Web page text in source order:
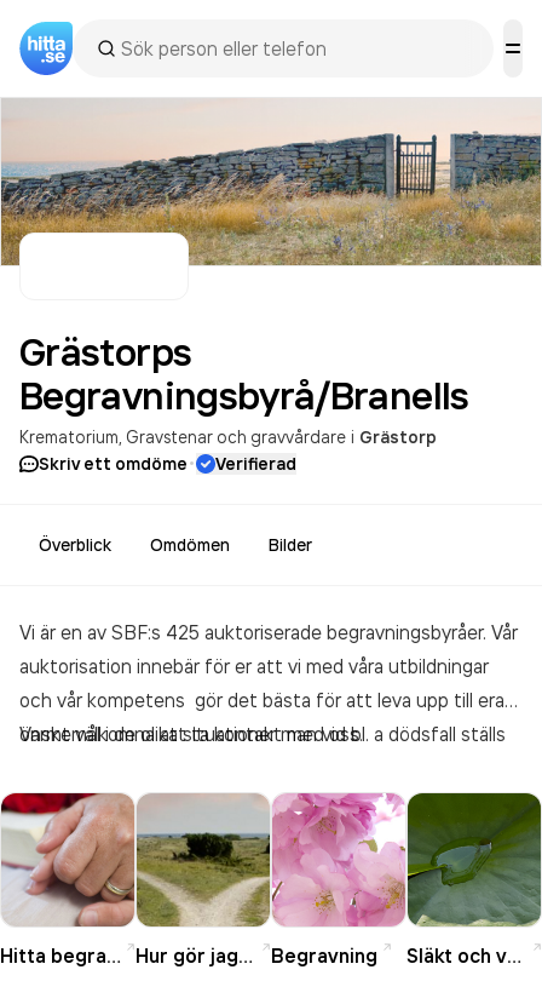
Grästorps
Begravningsbyrå/Branells
Krematorium Gravstenar och gravvårdare i Grästorp
Skriv ett omdöme· Verifierad
Överblick Omdömen Bilder
Vi är en av SBF:s 425 auktoriserade begravningsbyråer. Vår
auktorisation innebär för er att vi med våra utbildningar
och vår kompetens gör det bästa för att leva upp till era
önskemål i de olika situationer man vid bl. a dödsfall ställs
Varmt välkomna att ta kontakt med oss.
Hitta begravningsbyrå Hur gör jag nu? Begravning Släkt och vänner vid dödsfall